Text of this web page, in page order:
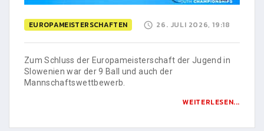
EUROPAMEISTERSCHAFTEN 26. JULI 2026, 19:18
Zum Schluss der Europameisterschaft der Jugend in
Slowenien war der 9 Ball und auch der
Mannschaftswettbewerb.
WEITERLESEN...